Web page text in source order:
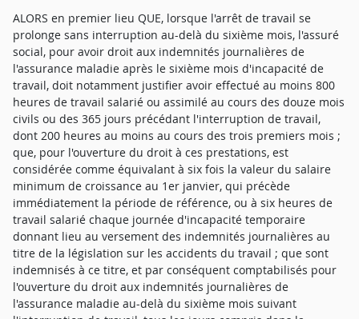
ALORS en premier lieu QUE, lorsque l'arrêt de travail se
prolonge sans interruption au-delà du sixième mois, l'assuré
social, pour avoir droit aux indemnités journalières de
l'assurance maladie après le sixième mois d'incapacité de
travail, doit notamment justifier avoir effectué au moins 800
heures de travail salarié ou assimilé au cours des douze mois
civils ou des 365 jours précédant l'interruption de travail,
dont 200 heures au moins au cours des trois premiers mois ;
que, pour l'ouverture du droit à ces prestations, est
considérée comme équivalant à six fois la valeur du salaire
minimum de croissance au 1er janvier, qui précède
immédiatement la période de référence, ou à six heures de
travail salarié chaque journée d'incapacité temporaire
donnant lieu au versement des indemnités journalières au
titre de la législation sur les accidents du travail ; que sont
indemnisés à ce titre, et par conséquent comptabilisés pour
l'ouverture du droit aux indemnités journalières de
l'assurance maladie au-delà du sixième mois suivant